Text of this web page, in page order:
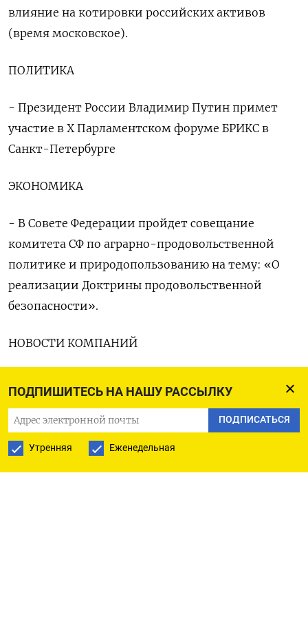
ПОДПИШИТЕСЬ НА НАШУ РАССЫЛКУ
ПОДПИСАТЬСЯ
Утренняя Еженедельная
влияние на котировки российских активов
(время московское).
ПОЛИТИКА
- Президент России Владимир Путин примет
участие в Х Парламентском форуме БРИКС в
Санкт-Петербурге
ЭКОНОМИКА
- В Совете Федерации пройдет совещание
комитета СФ по аграрно-продовольственной
политике и природопользованию на тему: «О
реализации Доктрины продовольственной
безопасности».
НОВОСТИ КОМПАНИЙ
результаты за 1 квартал
- Аэрофлот опубликует операционные
результаты за июнь